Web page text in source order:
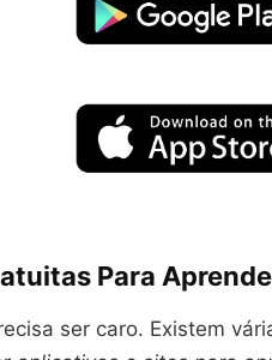
Para
ser caro. Existem